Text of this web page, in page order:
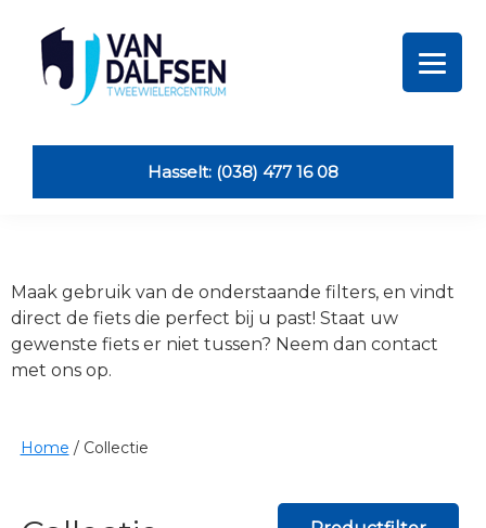
primary
navigation
primary
footer
Dalfsen
TweewielersHasselt: (038) 477 16 08
Maak gebruik van de onderstaande filters, en vindt
direct de fiets die perfect bij u past! Staat uw
gewenste fiets er niet tussen? Neem dan contact
met ons op.
Home / Collectie